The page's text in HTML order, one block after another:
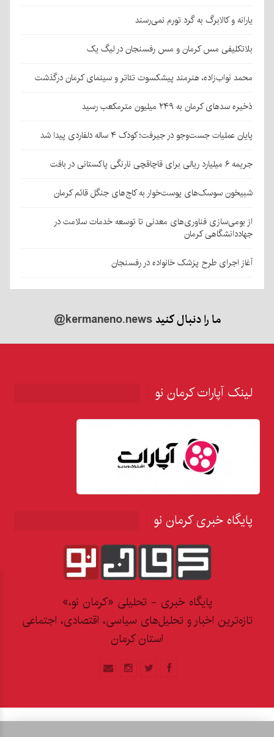
یارانه و کالابرگ به گرد تورم نمی‌رسند
بلاتکلیفی مس کرمان و مس رفسنجان در لیگ یک
محمد نواب‌زاده، هنرمند پیشکسوت تئاتر و سینمای کرمان درگذشت
ذخیره سدهای کرمان به ۲۴۹ میلیون مترمکعب رسید
پایان عملیات جست‌وجو در جیرفت؛ کودک ۴ ساله دلفاردی پیدا شد
جریمه ۶ میلیارد ریالی برای قاچاقچی نارنگی پاکستانی در بافت
شبیخون سوسک‌های پوست‌خوار به کاج‌های جنگل قائم کرمان
از بومی‌سازی فناوری‌های معدنی تا توسعه خدمات سلامت در
جهاددانشگاهی کرمان
آغاز اجرای طرح پزشک خانواده در رفسنجان
ما را دنبال کنید@kermaneno.news
لینک آپارات کرمان نو
پایگاه خبری کرمان نو
پایگاه خبری - تحلیلی «کرمان نو،»
تازه‌ترین اخبار و تحلیل‌های سیاسی، اقتصادی، اجتماعی
استان کرمان